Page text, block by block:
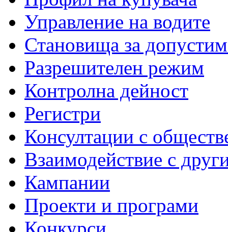
Управление на водите
Становища за
Разрешителен режим
Контролна дейност
Регистри
Консултации с
Взаимодействие с
Кампании
Проекти и програми